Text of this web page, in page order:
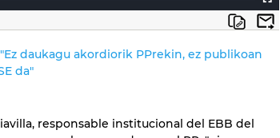
daukagu akordiorik PPrekin, ez publikoan
da"
responsable institucional del EBB del